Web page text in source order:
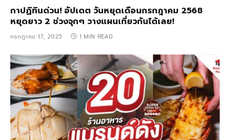
กาปฏิทินด่วน! อัปเดต วันหยุดเดือนกรกฎาคม 2568
หยุดยาว 2 ช่วงจุกๆ วางแผนเที่ยวกันได้เลย!
กรกฎาคม 17, 2025 1 MIN READ